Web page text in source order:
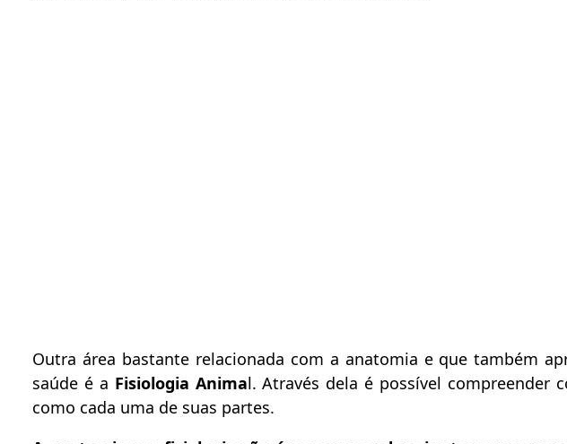
Outra área bastante relacionada com a anatomia e que também
saúde é a Fisiologia Animal. Através dela é possível compreender
como cada uma de suas partes.